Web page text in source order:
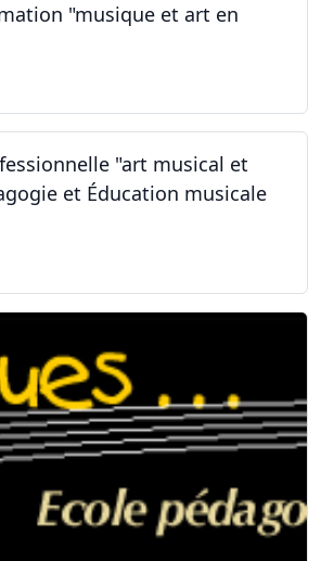
"musique et art en
"art musical et
et Éducation musicale